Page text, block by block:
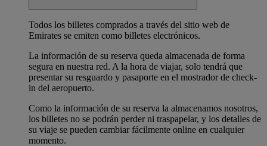
Todos los billetes comprados a través del sitio web de
Emirates se emiten como billetes electrónicos.
La información de su reserva queda almacenada de forma
segura en nuestra red. A la hora de viajar, solo tendrá que
presentar su resguardo y pasaporte en el mostrador de check-
in del aeropuerto.
Como la información de su reserva la almacenamos nosotros,
los billetes no se podrán perder ni traspapelar, y los detalles de
su viaje se pueden cambiar fácilmente online en cualquier
momento.